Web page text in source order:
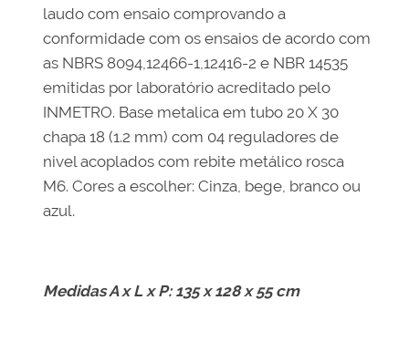
laudo com ensaio comprovando a
conformidade com os ensaios de acordo com
as NBRS 8094,12466-1,12416-2 e NBR 14535
emitidas por laboratório acreditado pelo
INMETRO. Base metalica em tubo 20 X 30
chapa 18 (1.2 mm) com 04 reguladores de
nivel acoplados com rebite metálico rosca
M6. Cores a escolher: Cinza, bege, branco ou
azul.
Medidas A x L x P: 135 x 128 x 55 cm